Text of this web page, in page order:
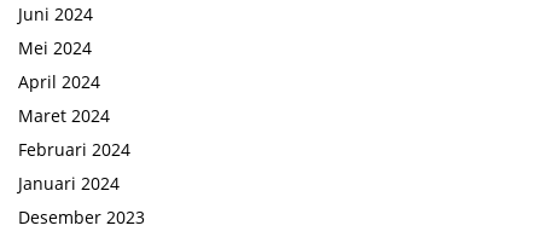
Juni 2024
Mei 2024
April 2024
Maret 2024
Februari 2024
Januari 2024
Desember 2023